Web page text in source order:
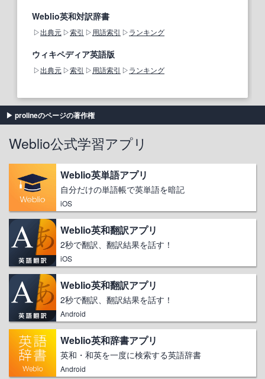
Weblio英和対訳辞書
出典元 索引 用語索引 ランキング
ウィキペディア英語版
出典元 索引 用語索引 ランキング
prolineのページの著作権
Weblio公式学習アプリ
Weblio英単語アプリ
自分だけの単語帳で英単語を暗記
iOS
Weblio英和翻訳アプリ
2秒で翻訳、翻訳結果を話す！
iOS
Weblio英和翻訳アプリ
2秒で翻訳、翻訳結果を話す！
Android
Weblio英和辞書アプリ
英和・和英を一度に検索する英語辞書
Android